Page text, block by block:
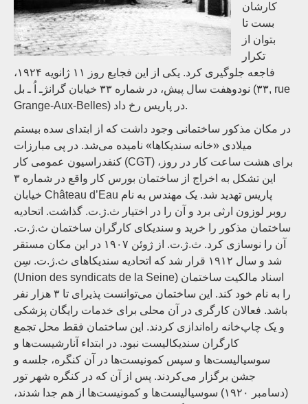
کارشان
بست تا
بتوان از
تکرار
فاجعه جلوگیری کرد. یکی از این فجایع روز ۱۱ ژانویه ۱۹۲۴،
نودوهفت سال پیش، در شماره ۳۳ خیابان گرانژـ اُ ـ بل (۳۳, rue
Grange-Aux-Belles) در پاریس رخ داد.
در مکان مذکور ساختمانی وجود داشت که از ابتدای سده بیستم
میلادی «خانه سندیکاها» نامیده می‌شد. در پی مبارزات
کنفدراسیون عمومی کار (CGT) برای هشت ساعت کار در روز،
این تشکل به اخراج از ساختمان بورس کار واقع در شماره ۳
خیابان Château d’Eau پاریس تهدید ‌شد. یک مهندس به نام
روبر لوزون ارثی ‌برد و آن را در اختیار ث.ژ.ت. گذاشت. اتحادیه
ساختمان مذکور را خرید و سندیکای کارگران ساختمان ث.ژ.ت.
آن را نوسازی کرد. ث.ژ.ت. از ژوئن ۱۹۰۷ در این مکان مستقر
شد و سال ۱۹۱۲ قرار شد که اتحادیه سندیکاهای ث.ژ.ت. سِن
(Union des syndicats de la Seine) اسناد مالکیت ساختمان
را به نام خود کند. این ساختمان می‌توانست پذیرای تا ۳ هزار نفر
باشد. فعالان کارگری در آن محلی برای خدمات رایگان پزشکی
و یک چاپ‌خانه راه‌اندازی کردند. این ساختمان فقط محل تجمع
کارگران سندیکالیست نبود. در ابتداء آنارشیست‌ها و
سوسیالیست‌ها و سپس کمونیست‌ها در آن کنگره، جلسه و
جشن برگزار می‌کردند. پس از آن که در کنگره شهر تور
(دسامبر ۱۹۲۰) سوسیالیست‌ها و کمونیست‌ها از هم جدا شدند،